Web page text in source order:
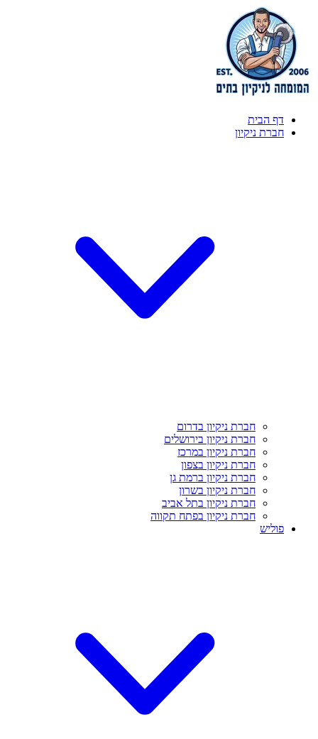
דף הבית
חברת ניקיון
חברת ניקיון בדרום
חברת ניקיון בירושלים
חברת ניקיון במרכז
חברת ניקיון בצפון
חברת ניקיון ברמת גן
חברת ניקיון בשרון
חברת ניקיון בתל אביב
חברת ניקיון בפתח תקווה
פוליש